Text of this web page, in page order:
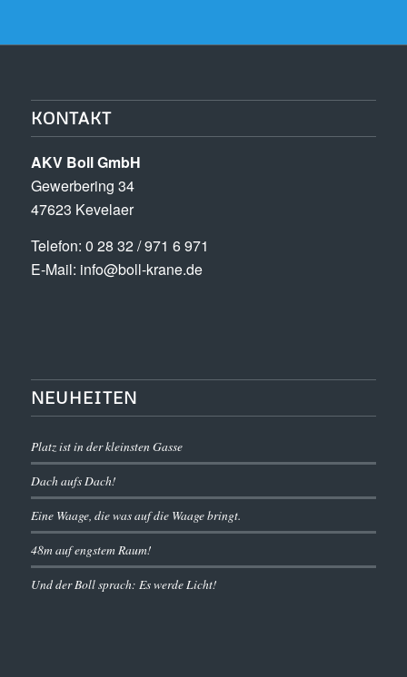
KONTAKT
AKV Boll GmbH
Gewerbering 34
47623 Kevelaer
Tele­fon: 0 28 32 / 971 6 971
E-Mail: info@boll-krane.de
NEUHEITEN
Platz ist in der kleinsten Gasse
Dach aufs Dach!
Eine Waage, die was auf die Waage bringt.
48m auf engstem Raum!
Und der Boll sprach: Es werde Licht!